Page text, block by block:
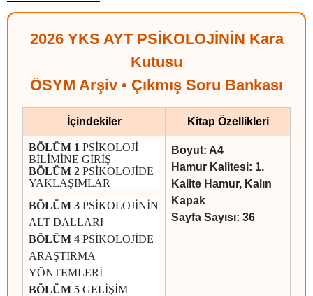
2026 YKS AYT PSİKOLOJİNİN Kara
Kutusu
ÖSYM Arşiv • Çıkmış Soru Bankası
İçindekiler Kitap Özellikleri
BÖLÜM 1 PSİKOLOJİ
BİLİMİNE GİRİŞ
BÖLÜM 2 PSİKOLOJİDE
YAKLAŞIMLAR
BÖLÜM 3 PSİKOLOJİNİN
ALT DALLARI
BÖLÜM 4 PSİKOLOJİDE
ARAŞTIRMA
YÖNTEMLERİ
BÖLÜM 5 GELİŞİM
Boyut: A4
Hamur Kalitesi: 1.
Kalite Hamur, Kalın
Kapak
Sayfa Sayısı: 36